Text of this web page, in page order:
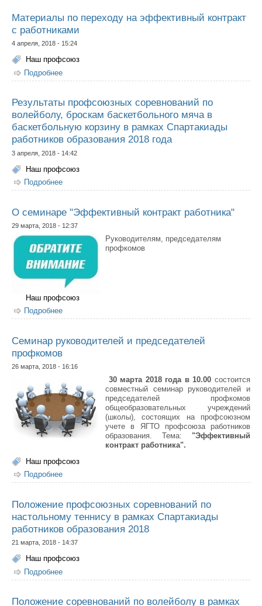
Материалы по переходу на эффективный контракт
с работниками
4 апреля, 2018 - 15:24
Наш профсоюз
Подробнее
работниками
Результаты профсоюзных соревнований по
волейболу, броскам баскетбольного мяча в
баскетбольную корзину в рамках Спартакиады
работников образования 2018 года
3 апреля, 2018 - 14:42
Наш профсоюз
Подробнее
волейболу, броскам баскетбольного мяча в
работников образования 2018 года
О семинаре "Эффективный контракт работника"
29 марта, 2018 - 12:37
Руководителям, председателям
профкомов
Наш профсоюз
Подробнее
Cеминар руководителей и председателей
профкомов
26 марта, 2018 - 16:16
30 марта 2018года в 10.00состоится
совместный семинар руководителей и
председателей профкомов
общеобразовательных учреждений
(школы), состоящих на профсоюзном
учете в ЯГТО профсоюза работников
образования. Тема: "Эффективный
контракт работника".
Наш профсоюз
Подробнее
Положение профсоюзных соревнований по
настольному теннису в рамках Спартакиады
работников образования 2018
21 марта, 2018 - 14:37
Наш профсоюз
Подробнее
настольному теннису в рамках Спартакиады
Положение соревнований по волейболу в рамках